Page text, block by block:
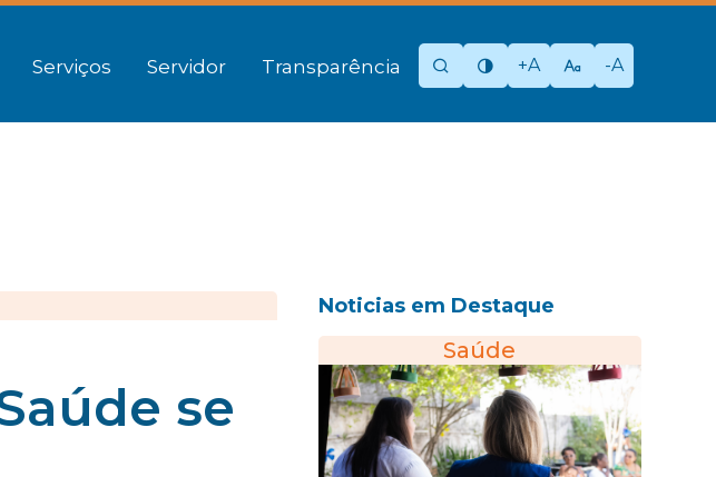
Serviços Servidor Transparência +A -A
se
Noticias em Destaque
Saúde